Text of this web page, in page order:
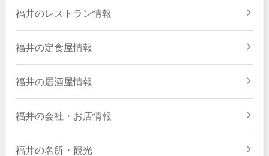
福井のレストラン情報
福井の定食屋情報
福井の居酒屋情報
福井の会社・お店情報
福井の名所・観光